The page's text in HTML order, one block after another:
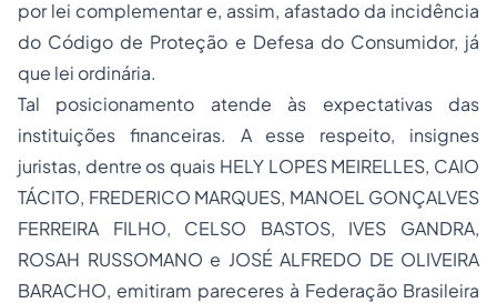
por lei complementar e, assim, afastado da incidência
do Código de Proteção e Defesa do Consumidor, já
que lei ordinária.
Tal posicionamento atende às expectativas das
instituições financeiras. A esse respeito, insignes
juristas, dentre os quais HELY LOPES MEIRELLES, CAIO
TÁCITO, FREDERICO MARQUES, MANOEL GONÇALVES
FERREIRA FILHO, CELSO BASTOS, IVES GANDRA,
ROSAH RUSSOMANO e JOSÉ ALFREDO DE OLIVEIRA
BARACHO, emitiram pareceres à Federação Brasileira